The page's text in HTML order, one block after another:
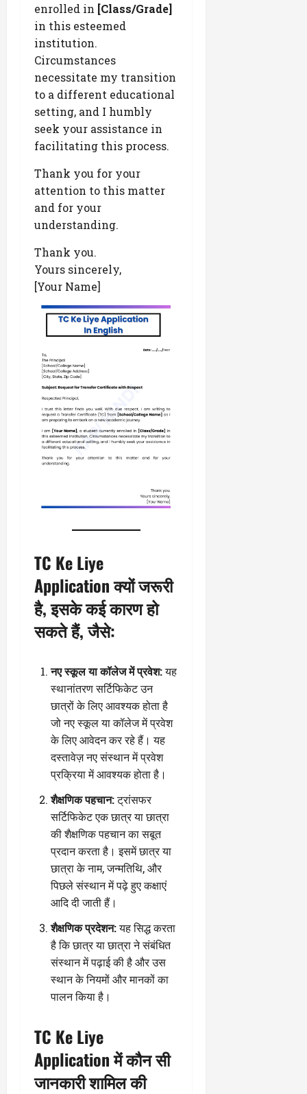
enrolled in [Class/Grade]
in this esteemed
institution.
Circumstances
necessitate my transition
to a different educational
setting, and I humbly
seek your assistance in
facilitating this process.
Thank you for your
attention to this matter
and for your
understanding.
Thank you.
Yours sincerely,
[Your Name]
TC Ke Liye
Application क्यों जरूरी
है, इसके कई कारण हो
सकते हैं, जैसे:
नए स्कूल या कॉलेज में प्रवेश:यह
स्थानांतरण सर्टिफिकेट उन
छात्रों के लिए आवश्यक होता है
जो नए स्कूल या कॉलेज में प्रवेश
के लिए आवेदन कर रहे हैं। यह
दस्तावेज़ नए संस्थान में प्रवेश
प्रक्रिया में आवश्यक होता है।
शैक्षणिक पहचान:ट्रांसफर
सर्टिफिकेट एक छात्र या छात्रा
की शैक्षणिक पहचान का सबूत
प्रदान करता है। इसमें छात्र या
छात्रा के नाम, जन्मतिथि, और
पिछले संस्थान में पढ़े हुए कक्षाएं
आदि दी जाती हैं।
शैक्षणिक प्रदेशन:यह सिद्ध करता
है कि छात्र या छात्रा ने संबंधित
संस्थान में पढ़ाई की है और उस
स्थान के नियमों और मानकों का
पालन किया है।
TC Ke Liye
Application में कौन सी
जानकारी शामिल की